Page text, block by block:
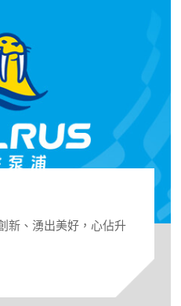
新、湧出美好，心佔升